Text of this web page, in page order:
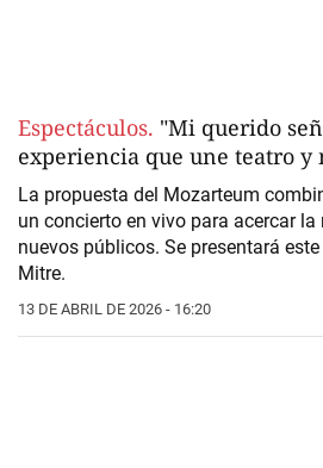
Espectáculos. "Mi querido
experiencia que une teatro y
La propuesta del Mozarteum
un concierto en vivo para acercar
nuevos públicos. Se presentará
Mitre.
13 DE ABRIL DE 2026 - 16:20